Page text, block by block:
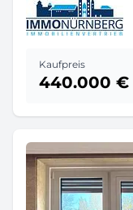
Kaufpreis
440.000 €